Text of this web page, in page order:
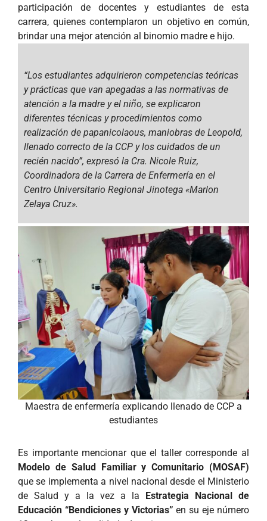
participación de docentes y estudiantes de esta
carrera, quienes contemplaron un objetivo en común,
brindar una mejor atención al binomio madre e hijo.
“Los estudiantes adquirieron competencias teóricas
y prácticas que van apegadas a las normativas de
atención a la madre y el niño, se explicaron
diferentes técnicas y procedimientos como
realización de papanicolaous, maniobras de Leopold,
llenado correcto de la CCP y los cuidados de un
recién nacido”, expresó la Cra. Nicole Ruiz,
Coordinadora de la Carrera de Enfermería en el
Centro Universitario Regional Jinotega «Marlon
Zelaya Cruz».
Maestra de enfermería explicando llenado de CCP a
estudiantes
Es importante mencionar que el taller corresponde al
Modelo de Salud Familiar y Comunitario (MOSAF)
que se implementa a nivel nacional desde el Ministerio
de Salud y a la vez a la
Estrategia Nacional de
Educación “Bendiciones y Victorias”en su eje número